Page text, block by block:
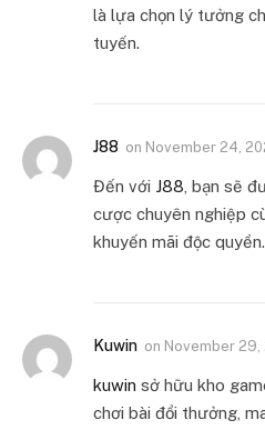
là lựa chọn lý tưởng
tuyến.
J88 on November 24,
Đến với J88 , bạn sẽ
cược chuyên nghiệp
khuyến mãi độc quyền.
Kuwin on November
kuwin sở hữu kho
chơi bài đổi thưởng,